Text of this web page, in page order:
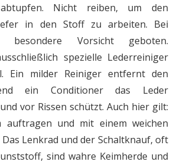
Nicht reiben, um den
in den Stoff zu arbeiten. Bei
besondere Vorsicht geboten.
spezielle Lederreiniger
Ein milder Reiniger entfernt den
ein Conditioner das Leder
vor Rissen schützt. Auch hier gilt:
auftragen und mit einem weichen
Lenkrad und der Schaltknauf, oft
sind wahre Keimherde und